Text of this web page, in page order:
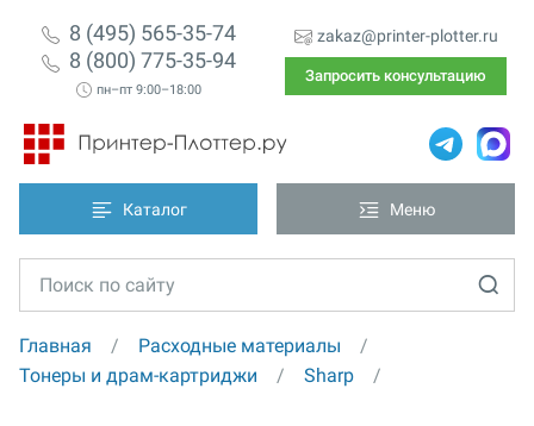
8 (495) 565-35-74
8 (800) 775-35-94
пн–пт 9:00–18:00
zakaz@printer-plotter.ru
Запросить консультацию
Каталог Меню
Главная
Расходные материалы
Тонеры и драм-картриджи
Sharp